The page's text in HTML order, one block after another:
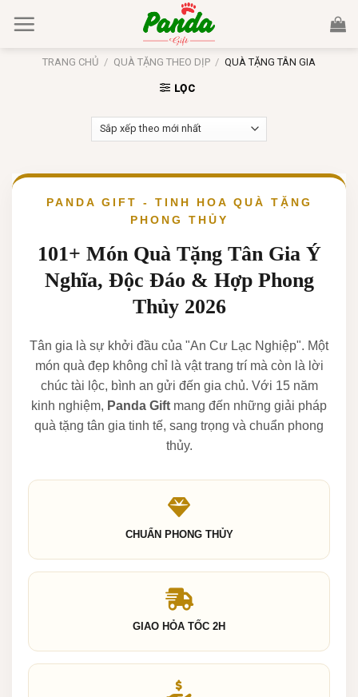
TRANG CHỦ / QUÀ TẶNG THEO DỊP / QUÀ TẶNG TÂN GIA
LỌC
PANDA GIFT - TINH HOA QUÀ TẶNG
PHONG THỦY
101+ Món Quà Tặng Tân Gia Ý
Nghĩa, Độc Đáo & Hợp Phong
Thủy 2026
Tân gia là sự khởi đầu của "An Cư Lạc Nghiệp". Một
món quà đẹp không chỉ là vật trang trí mà còn là lời
chúc tài lộc, bình an gửi đến gia chủ. Với 15 năm
kinh nghiệm, Panda Gift mang đến những giải pháp
quà tặng tân gia tinh tế, sang trọng và chuẩn phong
thủy.
CHUẨN PHONG THỦY
GIAO HỎA TỐC 2H